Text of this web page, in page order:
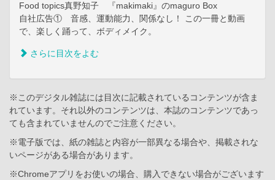
Food topics真野知子 『makimaki』のmaguro Box
自社広告① 音感、運動能力、関係なし！ この一冊と動画
で、楽しく踊って、ボディメイク。
さらに目次をよむ
※このデジタル雑誌には目次に記載されているコンテンツが含ま
れています。それ以外のコンテンツは、本誌のコンテンツであっ
ても含まれていませんのでご注意ください。
※電子版では、紙の雑誌と内容が一部異なる場合や、掲載されな
いページがある場合があります。
※Chromeアプリをお使いの場合、購入できない場合がございます